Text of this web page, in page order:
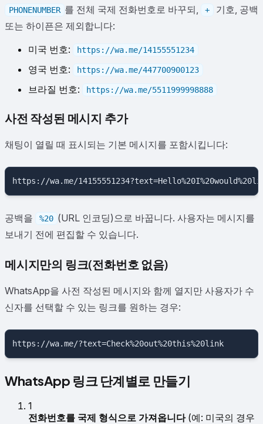
PHONENUMBER 를 전체 국제 전화번호로 바꾸되, +
기호, 공백
또는 하이픈은 제외합니다:
미국 번호:
https://wa.me/14155551234
영국 번호: https://wa.me/447700900123
브라질 번호: https://wa.me/5511999998888
사전 작성된 메시지 추가
채팅이 열릴 때 표시되는 기본 메시지를 포함시킵니다:
공백을 %20 (URL 인코딩)으로 바꿉니다. 사용자는 메시지를
보내기 전에 편집할 수 있습니다.
메시지만의 링크(전화번호 없음)
WhatsApp을 사전 작성된 메시지와 함께 열지만 사용자가 수
신자를 선택할 수 있는 링크를 원하는 경우:
WhatsApp 링크 단계별로 만들기
1
전화번호를 국제 형식으로 가져옵니다(예: 미국의 경우